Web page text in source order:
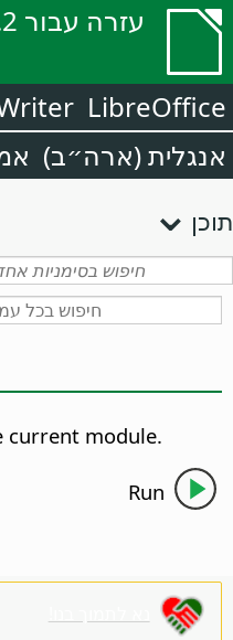
עזרה עבור LibreOffice 26.2
LibreOffice
אנגלית (ארה״ב)
תוכן
current module.
Run